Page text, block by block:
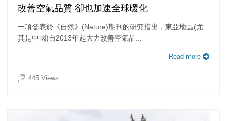
改善空氣品質 卻也加速全球暖化
一項發表於《自然》(Nature)期刊的研究指出，東亞地區(尤
其是中國)自2013年起大力改善空氣品...
Read more
445 Views